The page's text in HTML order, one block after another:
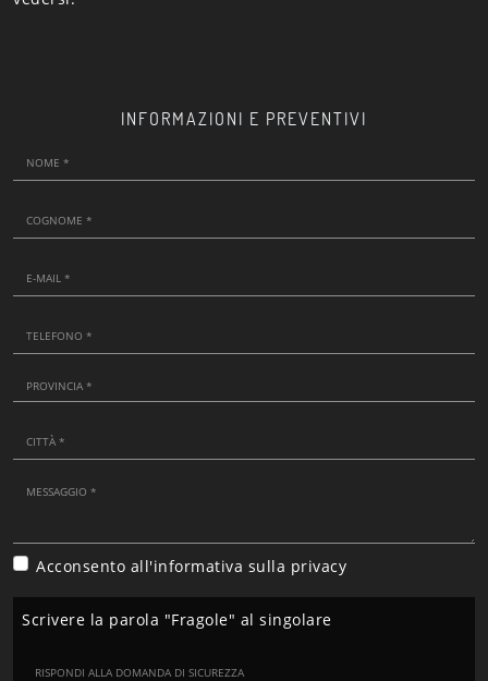
INFORMAZIONI E PREVENTIVI
Acconsento all'informativa sulla privacy
Scrivere la parola "Fragole" al singolare